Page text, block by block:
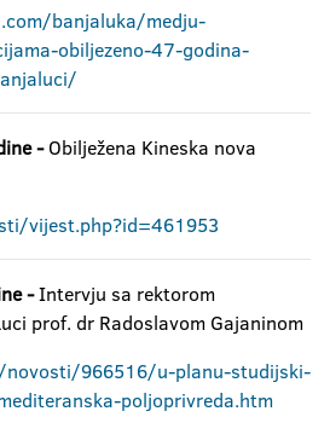
banjaluka/medju-
obiljezeno-47-godina-
-Obilježena Kineska nova
vijest.php?id=461953
-Intervju sa rektorom
prof. dr Radoslavom Gajaninom
966516/u-planu-studijski-
poljoprivreda.htm